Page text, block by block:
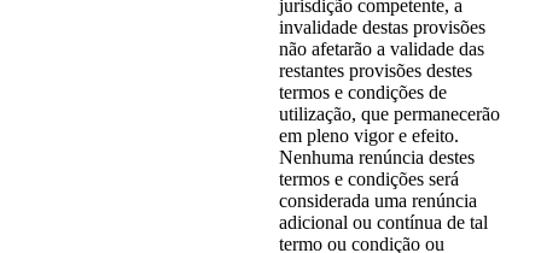
jurisdição competente, a
invalidade destas provisões
não afetarão a validade das
restantes provisões destes
termos e condições de
utilização, que permanecerão
em pleno vigor e efeito.
Nenhuma renúncia destes
termos e condições será
considerada uma renúncia
adicional ou contínua de tal
termo ou condição ou